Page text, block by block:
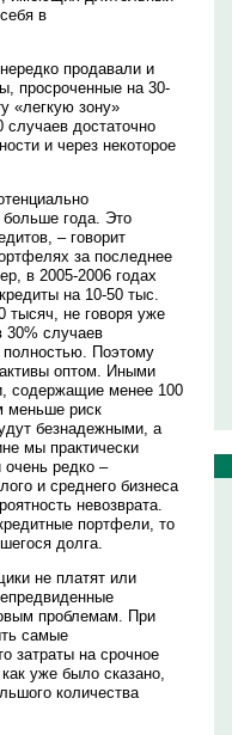
в
продавали и
просроченные на 30-
«легкую зону»
случаев достаточно
и через некоторое
года. Это
– говорит
за последнее
в 2005-2006 годах
на 10-50 тыс.
тысяч, не говоря уже
30% случаев
полностью. Поэтому
оптом. Иными
содержащие менее 100
меньше риск
безнадежными, а
мы практически
редко –
и среднего бизнеса
невозврата.
портфели, то
долга.
не платят или
проблемам. При
самые
затраты на срочное
уже было сказано,
количества